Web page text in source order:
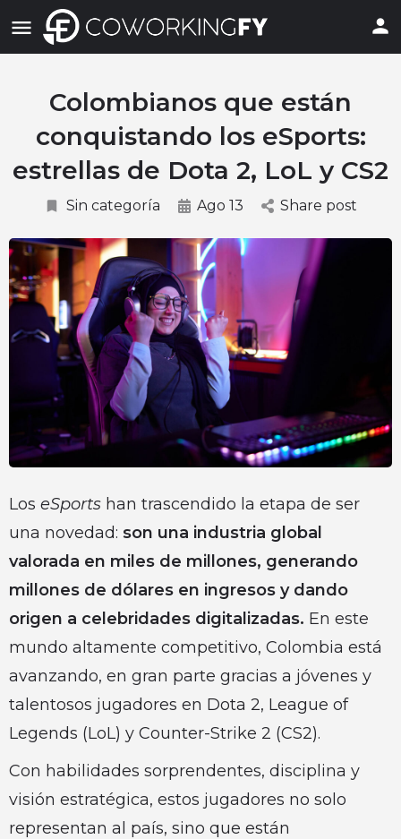
Colombianos que están
conquistando los eSports:
estrellas de Dota 2, LoL y CS2
Sin categoría Ago 13 Share post
Los eSports han trascendido la etapa de ser
una novedad: son una industria global
valorada en miles de millones, generando
millones de dólares en ingresos y dando
origen a celebridades digitalizadas. En este
mundo altamente competitivo, Colombia está
avanzando, en gran parte gracias a jóvenes y
talentosos jugadores en Dota 2, League of
Legends (LoL) y Counter-Strike 2 (CS2).
Con habilidades sorprendentes, disciplina y
visión estratégica, estos jugadores no solo
representan al país, sino que están